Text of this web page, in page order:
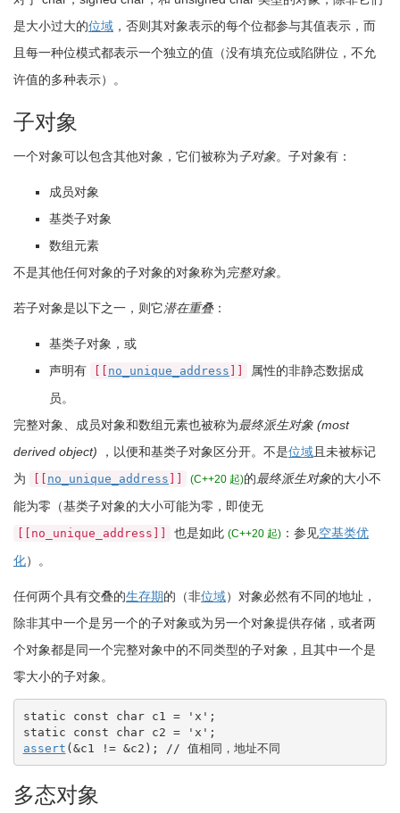
是大小过大的位域 ，否则其对象表示的每个位都参与其值表示，而
且每一种位模式都表示一个独立的值（没有填充位或陷阱位，不允
许值的多种表示）。
子对象
一个对象可以包含其他对象，它们被称为子对象。子对象有：
成员对象
基类子对象
数组元素
不是其他任何对象的子对象的对象称为完整对象。
若子对象是以下之一，则它潜在重叠：
基类子对象，或
声明有
no_unique_address
属性的非静态数据成
员。
完整对象、成员对象和数组元素也被称为最终派生对象 (most
derived object) ，以便和基类子对象区分开。不是位域 且未被标记
为
no_unique_address (C++20 起)的最终派生对象的大小不
能为零（基类子对象的大小可能为零 ，即使无
[[no_unique_address]] 也是如此 (C++20 起) ：参见空基类优
化）。
任何两个具有交叠的生存期的（非位域）对象必然有不同的地址，
除非其中一个是另一个的子对象或为另一个对象提供存储，或者两
个对象都是同一个完整对象中的不同类型的子对象，且其中一个是
零大小的子对象。
static const char c1 = 'x' ;
static
const char c2 = 'x' ;
assert (&c1 ! = &c2 ) ; // 值相同，地址不同
多态对象